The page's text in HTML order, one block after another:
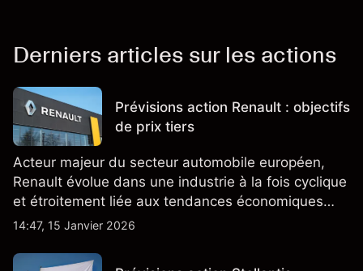
Derniers articles sur les actions
Prévisions action Renault : objectifs
de prix tiers
Acteur majeur du secteur automobile européen,
Renault évolue dans une industrie à la fois cyclique
et étroitement liée aux tendances économiques
générales.
14:47, 15 Janvier 2026